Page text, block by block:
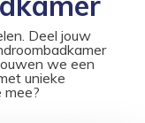
Deel jouw
we een
unieke
mee?